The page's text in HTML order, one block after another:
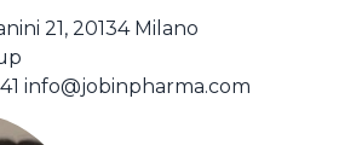
LOGIN
la password ?
21, 20134 Milano
info@jobinpharma.com
policy